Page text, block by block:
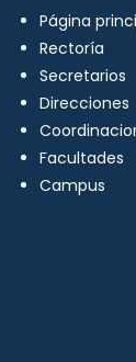
Página
Rectoría
Secretarios
Direcciones
Facultades
Campus